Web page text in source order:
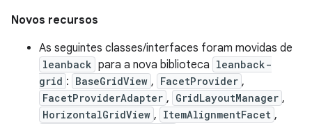
Novos recursos
As seguintes classes/interfaces foram movidas de
leanback para a nova biblioteca leanback-
grid : BaseGridView , FacetProvider ,
FacetProviderAdapter , GridLayoutManager ,
HorizontalGridView , ItemAlignmentFacet ,